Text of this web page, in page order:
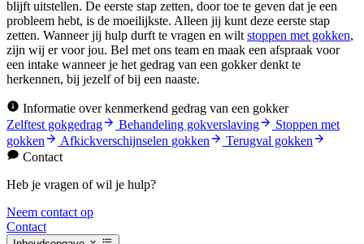
blijft uitstellen. De eerste stap zetten, door toe te geven dat je een
probleem hebt, is de moeilijkste. Alleen jij kunt deze eerste stap
zetten. Wanneer jij hulp durft te vragen en wilt stoppen met gokken,
zijn wij er voor jou. Bel met ons team en maak een afspraak voor
een intake wanneer je het gedrag van een gokker denkt te
herkennen, bij jezelf of bij een naaste.
Informatie over kenmerkend gedrag van een gokker
Zelftest gokgedrag
Behandeling gokverslaving
Stoppen met
gokken
Afkickverschijnselen gokken
Terugval gokken
Contact
Heb je vragen of wil je hulp?
Neem contact op
Contact